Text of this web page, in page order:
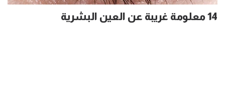
14 معلومة غريبة عن العين البشرية